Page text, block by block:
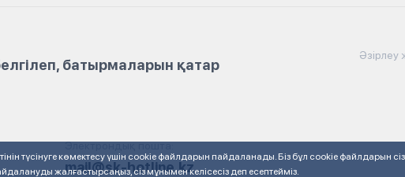
батырмаларын қатар
Электрондық пошта:
mail@sk-hotline.kz
түсінуге көмектесу үшін cookie файлдарын пайдаланады. Біз бұл cookie файлдарын
жалғастырсаңыз, сіз мұнымен келісесіз деп есептейміз.